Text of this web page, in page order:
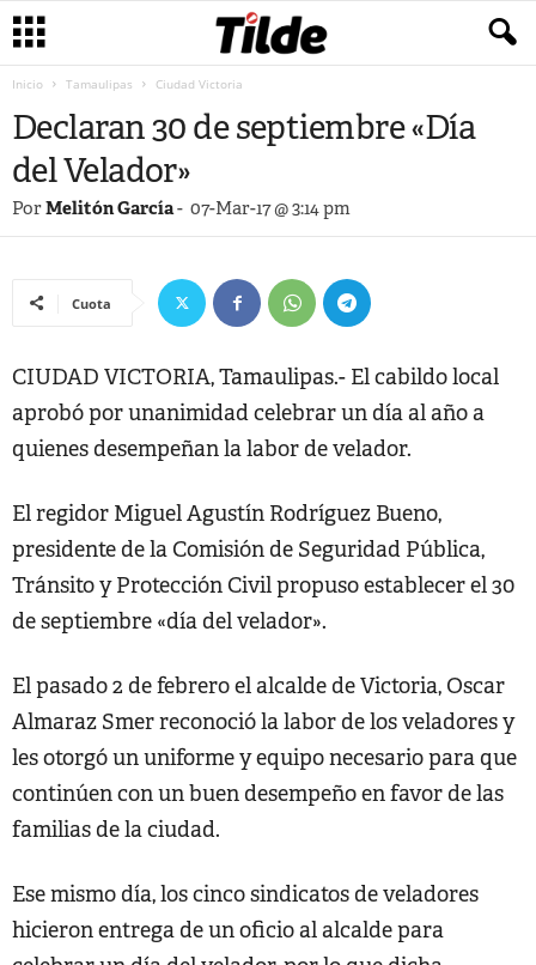
Inicio Tamaulipas Ciudad Victoria
Declaran 30 de septiembre «Día
del Velador»
PorMelitón García- 07-Mar-17 @ 3:14 pm
Cuota
CIUDAD VICTORIA, Tamaulipas.- El cabildo local
aprobó por unanimidad celebrar un día al año a
quienes desempeñan la labor de velador.
El regidor Miguel Agustín Rodríguez Bueno,
presidente de la Comisión de Seguridad Pública,
Tránsito y Protección Civil propuso establecer el 30
de septiembre «día del velador».
El pasado 2 de febrero el alcalde de Victoria, Oscar
Almaraz Smer reconoció la labor de los veladores y
les otorgó un uniforme y equipo necesario para que
continúen con un buen desempeño en favor de las
familias de la ciudad.
Ese mismo día, los cinco sindicatos de veladores
hicieron entrega de un oficio al alcalde para